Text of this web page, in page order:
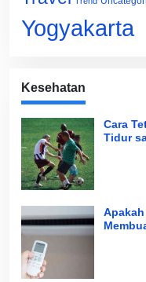
Yogyakarta
Kesehatan
Cara
Tidur